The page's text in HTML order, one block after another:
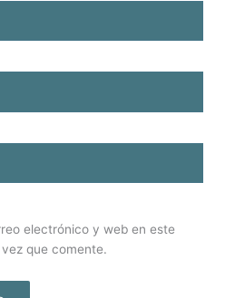
electrónico y web en este
que comente.